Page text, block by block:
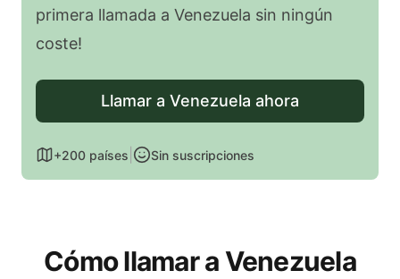
primera llamada a Venezuela sin ningún
coste!
Llamar a Venezuela ahora
+200 países Sin suscripciones
Cómo llamar a Venezuela